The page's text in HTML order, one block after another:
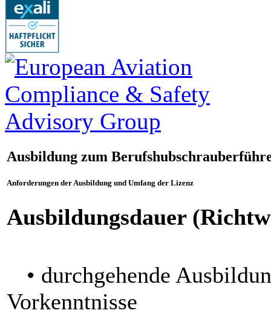
Ausbildung zum
Anforderungen der Ausbildung und Umfang der Lizenz
Ausbildungsdauer
• durchgehende
Vorkenntnisse